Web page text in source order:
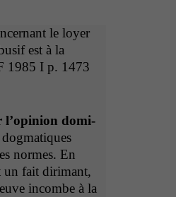
le loy­er
est à la
1985 I p. 1473
l’opin­ion dom­i­
normes. En
un fait diri­mant,
incombe à la